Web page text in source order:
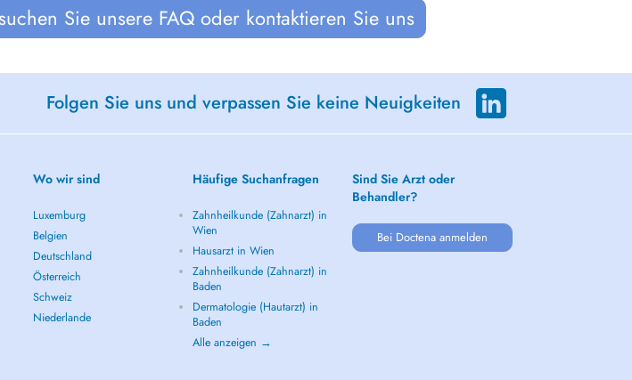
Sie unsere FAQ oder kontaktieren Sie uns
Folgen Sie uns und verpassen Sie keine Neuigkeiten
Wo wir sind
Luxemburg
Belgien
Deutschland
Österreich
Schweiz
Niederlande
Häufige Suchanfragen
Zahnheilkunde (Zahnarzt) in
Wien
Hausarzt in Wien
Zahnheilkunde (Zahnarzt) in
Baden
Dermatologie (Hautarzt) in
Baden
Alle anzeigen →
Sind Sie Arzt oder
Behandler?
Bei Doctena anmelden